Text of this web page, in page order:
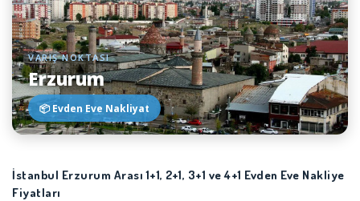
VARIŞ NOKTASI
Erzurum
📦 Evden Eve Nakliyat
İstanbul Erzurum Arası 1+1, 2+1, 3+1 ve 4+1 Evden Eve Nakliye
Fiyatları